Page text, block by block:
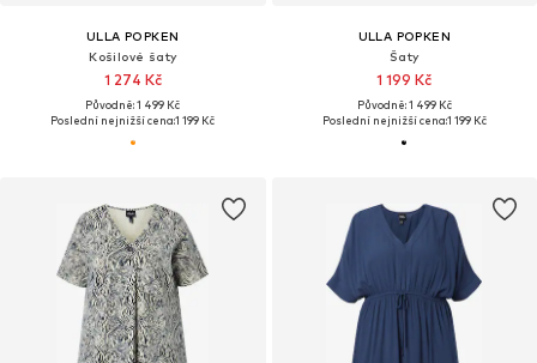
ULLA POPKEN
Košilové šaty
1 274 Kč
Původně: 1 499 Kč
Poslední nejnižší cena:1 199 Kč
ULLA POPKEN
Šaty
1 199 Kč
Původně: 1 499 Kč
Poslední nejnižší cena:1 199 Kč